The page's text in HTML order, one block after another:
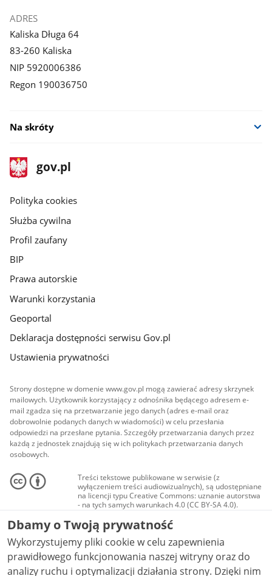
ADRES
Kaliska Długa 64
83-260 Kaliska
NIP 5920006386
Regon 190036750
Na skróty
stopka
gov.pl
Strona
gov.pl
gov.pl
Polityka cookies
Służba cywilna
Profil zaufany
BIP
Prawa autorskie
Warunki korzystania
Geoportal
Deklaracja dostępności serwisu Gov.pl
Ustawienia prywatności
Strony dostępne w domenie www.gov.pl mogą zawierać adresy skrzynek
mailowych. Użytkownik korzystający z odnośnika będącego adresem e-
mail zgadza się na przetwarzanie jego danych (adres e-mail oraz
dobrowolnie podanych danych w wiadomości) w celu przesłania
odpowiedzi na przesłane pytania. Szczegóły przetwarzania danych przez
każdą z jednostek znajdują się w ich politykach przetwarzania danych
osobowych.
Treści tekstowe publikowane w serwisie (z
wyłączeniem treści audiowizualnych), są udostępniane
na licencji typu Creative Commons: uznanie autorstwa
- na tych samych warunkach 4.0 (CC BY-SA 4.0).
Materiały audiowizualne, w tym zdjęcia, materiały
audio i wideo, są udostępniane na licencji typu
Creative Commons: uznanie autorstwa użycie
niekomercyjne - bez utworów zależnych 4.0 (CC BY-
NC-ND 4.0), o ile nie jest to stwierdzone inaczej.
Dbamy o Twoją prywatność
Wykorzystujemy pliki cookie w celu zapewnienia
prawidłowego funkcjonowania naszej witryny oraz do
analizy ruchu i optymalizacji działania strony. Dzięki nim